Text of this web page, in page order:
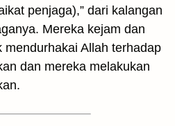
penjaga),” dari kalangan
Mereka kejam dan
mendurhakai Allah terhadap
dan mereka melakukan